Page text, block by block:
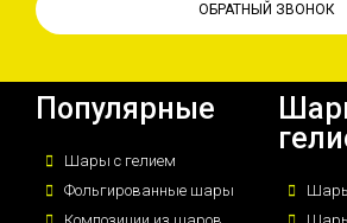
ОБРАТНЫЙ ЗВОНОК
Популярные
Шары с гелием
Фольгированные шары
Шары